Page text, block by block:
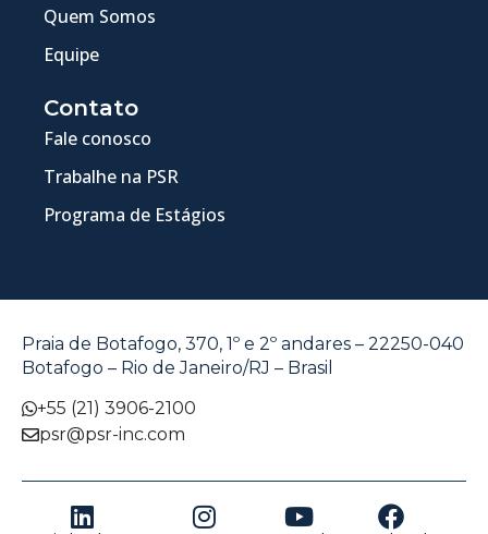
Quem Somos
Equipe
Contato
Fale conosco
Trabalhe na PSR
Programa de Estágios
Praia de Botafogo, 370, 1º e 2º andares – 22250-040
Botafogo – Rio de Janeiro/RJ – Brasil
+55 (21) 3906-2100
psr@psr-inc.com